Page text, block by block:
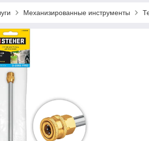
Механизированные инструменты